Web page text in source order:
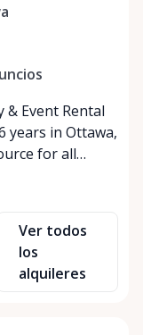
& Event Rental
for all
the power of
rent out their
It’s
Ver todos
los
alquileres